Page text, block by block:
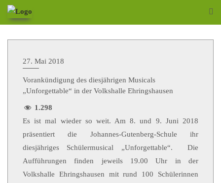
27. Mai 2018
Vorankündigung des diesjährigen Musicals
„Unforgettable“ in der Volkshalle Ehringshausen
1.298
Es ist mal wieder so weit. Am 8. und 9. Juni 2018
präsentiert die Johannes-Gutenberg-Schule ihr
diesjähriges Schülermusical „Unforgettable“. Die
Aufführungen finden jeweils 19.00 Uhr in der
Volkshalle Ehringshausen mit rund 100 Schülerinnen